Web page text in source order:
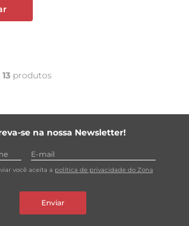
13 produtos
se na nossa Newsletter!
você aceita a política de privacidade do Zona
Enviar